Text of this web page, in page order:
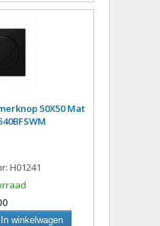
50X50 Mat
H01241
In winkelwagen